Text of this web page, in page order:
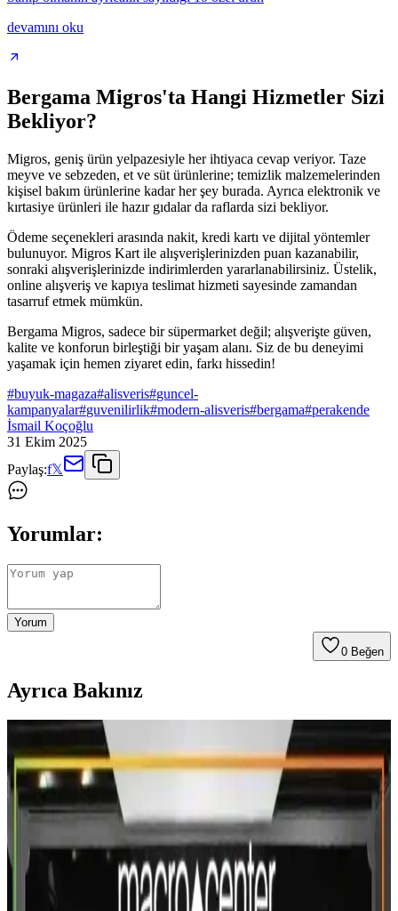
devamını oku
Bergama Migros'ta Hangi Hizmetler Sizi
Bekliyor?
Migros, geniş ürün yelpazesiyle her ihtiyaca cevap veriyor. Taze
meyve ve sebzeden, et ve süt ürünlerine; temizlik malzemelerinden
kişisel bakım ürünlerine kadar her şey burada. Ayrıca elektronik ve
kırtasiye ürünleri ile hazır gıdalar da raflarda sizi bekliyor.
Ödeme seçenekleri arasında nakit, kredi kartı ve dijital yöntemler
bulunuyor. Migros Kart ile alışverişlerinizden puan kazanabilir,
sonraki alışverişlerinizde indirimlerden yararlanabilirsiniz. Üstelik,
online alışveriş ve kapıya teslimat hizmeti sayesinde zamandan
tasarruf etmek mümkün.
Bergama Migros, sadece bir süpermarket değil; alışverişte güven,
kalite ve konforun birleştiği bir yaşam alanı. Siz de bu deneyimi
yaşamak için hemen ziyaret edin, farkı hissedin!
#buyuk-magaza#alisveris#guncel-
kampanyalar#guvenilirlik#modern-alisveris#bergama#perakende
İsmail Koçoğlu
31 Ekim 2025
Paylaş:f𝕏
Yorumlar:
Yorum
0 Beğen
Ayrıca Bakınız
Bursa'da Uygun Fiyatlı Alışveriş Noktaları ve
Büyük Mağaza Seçenekleri
Bursa'da uygun fiyatlı alışveriş seçenekleri ve büyük mağaza
zincirleri hakkında detaylar, indirimler ve ihtiyaçlara uygun mağaza
2025'te Bergama Migros ile Alışverişte Konfor ve
Güvenin Sırrı